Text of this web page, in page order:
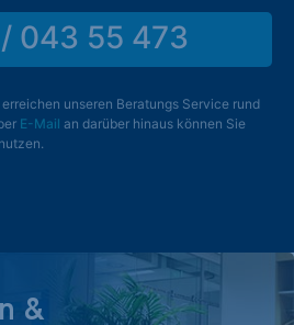
043 55 473
unseren Beratungs Service rund
E-Mail an darüber hinaus können Sie
&